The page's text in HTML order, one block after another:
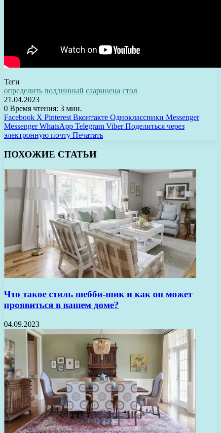
Теги
определить подлинный сааринена стол
21.04.2023
0 Время чтения: 3 мин.
Facebook X Pinterest Вконтакте Одноклассники Messenger
Messenger WhatsApp Telegram Viber Поделиться через
электронную почту Печатать
ПОХОЖИЕ СТАТЬИ
Что такое стиль шебби-шик и как он может
проявиться в вашем доме?
04.09.2023